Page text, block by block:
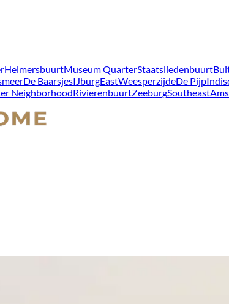
HelmersbuurtMuseum QuarterStaatsliedenbuurt
De BaarsjesIJburgEastWeesperzijdeDe Pijp
NeighborhoodRivierenbuurtZeeburgSoutheast